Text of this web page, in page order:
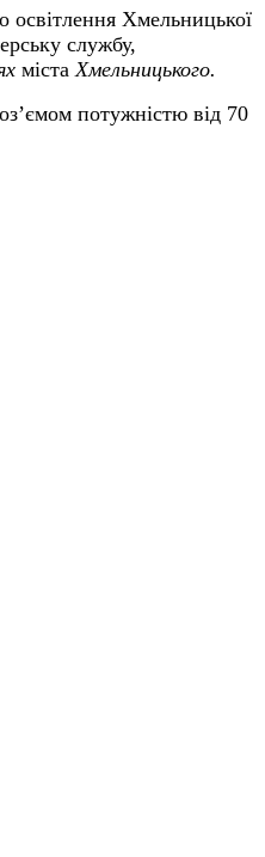
освітлення Хмельницької
службу,
міста Хмельницького.
потужністю від 70